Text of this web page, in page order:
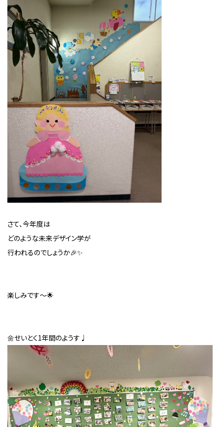
さて、今年度は
どのような未来デザイン学が
行われるのでしょうか🎉✨
楽しみです～🌟
🌼せいとく1年間のようす♩